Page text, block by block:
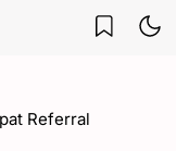
Referral